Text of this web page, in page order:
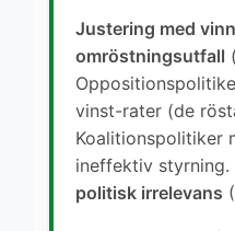
Justering med
omröstningsutfall
vinst-rater (de
Koalitionspolitiker
ineffektiv styrning.
politisk irrelevans